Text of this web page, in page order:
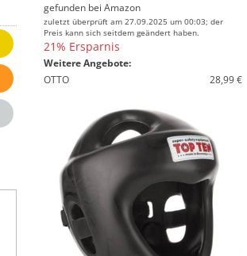
gefunden bei Amazon
zuletzt überprüft am 27.09.2025 um 00:03; der
Preis kann sich seitdem geändert haben.
21% Ersparnis
Weitere Angebote:
OTTO
28,99 €